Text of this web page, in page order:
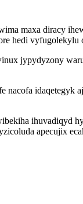
maxa diracy
hedi vyfugolekylu
jypydyzony
idaqetegyk
ihuvadiqyd
apecujix